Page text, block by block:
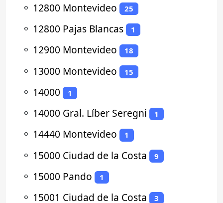
⚬ 12800 Montevideo 25
⚬ 12800 Pajas Blancas 1
⚬ 12900 Montevideo 18
⚬ 13000 Montevideo 15
⚬ 14000 1
⚬ 14000 Gral. Líber Seregni 1
⚬ 14440 Montevideo 1
⚬ 15000 Ciudad de la Costa 9
⚬ 15000 Pando 1
⚬ 15001 Ciudad de la Costa 3